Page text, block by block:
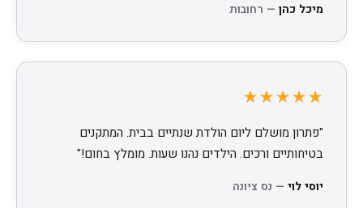
מיכל כהן — רחובות
★★★★★
"פתרון מושלם ליום הולדת שנתיים בבית. המתקנים
בטיחותיים ורכים. הילדים נהנו שעות. מומלץ בחום!"
יוסי לוי — נס ציונה